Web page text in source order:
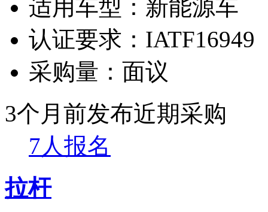
适用车型： 新能源车
认证要求： IATF16949
采购量： 面议
3个月前发布近期采购
7人报名
拉杆